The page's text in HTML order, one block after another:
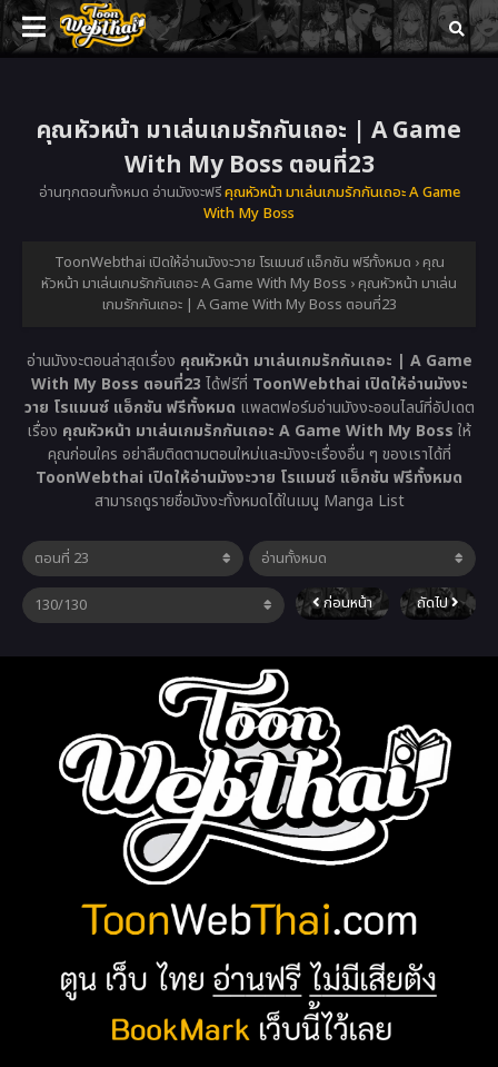
คุณหัวหน้า มาเล่นเกมรักกันเถอะ | A Game
With My Boss ตอนที่23
อ่านทุกตอนทั้งหมด อ่านมังงะฟรีคุณหัวหน้า มาเล่นเกมรักกันเถอะ A Game
With My Boss
ToonWebthai เปิดให้อ่านมังงะวาย โรแมนซ์ แอ็กชัน ฟรีทั้งหมด › คุณ
หัวหน้า มาเล่นเกมรักกันเถอะ A Game With My Boss › คุณหัวหน้า มาเล่น
เกมรักกันเถอะ | A Game With My Boss ตอนที่23
อ่านมังงะตอนล่าสุดเรื่อง คุณหัวหน้า มาเล่นเกมรักกันเถอะ | A Game
With My Boss ตอนที่23 ได้ฟรีที่ ToonWebthai เปิดให้อ่านมังงะ
วาย โรแมนซ์ แอ็กชัน ฟรีทั้งหมด แพลตฟอร์มอ่านมังงะออนไลน์ที่อัปเดต
เรื่อง คุณหัวหน้า มาเล่นเกมรักกันเถอะ A Game With My Boss ให้
คุณก่อนใคร อย่าลืมติดตามตอนใหม่และมังงะเรื่องอื่น ๆ ของเราได้ที่
ToonWebthai เปิดให้อ่านมังงะวาย โรแมนซ์ แอ็กชัน ฟรีทั้งหมด
สามารถดูรายชื่อมังงะทั้งหมดได้ในเมนู Manga List
ก่อนหน้า ถัดไป